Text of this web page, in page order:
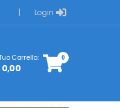
| Login
Carrello: 0